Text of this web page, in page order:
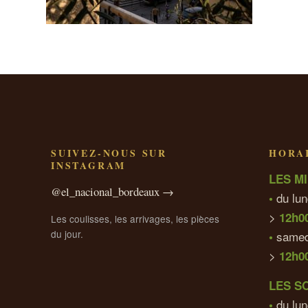
SUIVEZ-NOUS SUR
INSTAGRAM
@el_nacional_bordeaux →
Les coulisses, les arrivages, les pièces
du jour.
LES
• du
>
•
>
LES
• du